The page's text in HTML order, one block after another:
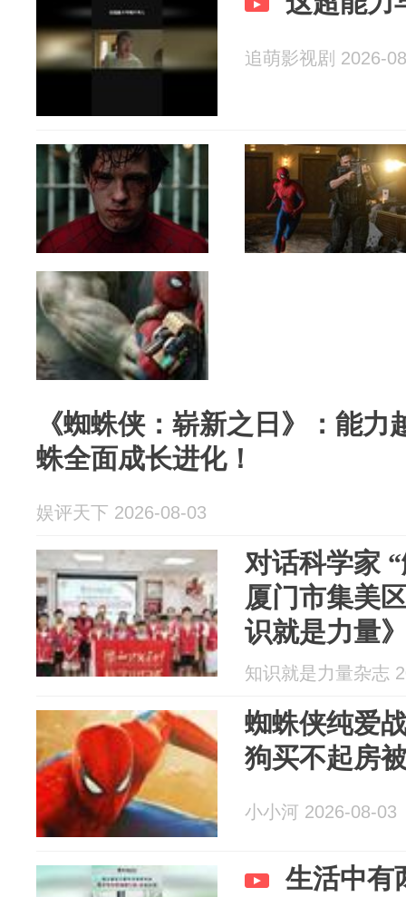
追萌影视剧 2026-
《蜘蛛侠：崭新之日》：能
蛛全面成长进化！
娱评天下 2026-08-03
对话科学家
厦门市集美
识就是力量
期科普活动
知识就是力量杂志
蜘蛛侠纯爱
狗买不起房
小小河 2026-08-03
生活中有